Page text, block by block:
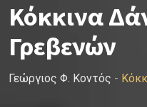
Κόκκινα
Γρεβενών
Γεώργιος Φ. Κοντός -